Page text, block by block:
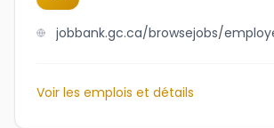
Voir les emplois et détails